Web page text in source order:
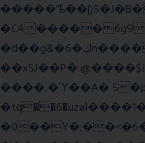
�C4
�d��g&�6�ڮn����A�q�K}.�v'�ڭy8
��x5J��P�
����,�Ύ��A� 5